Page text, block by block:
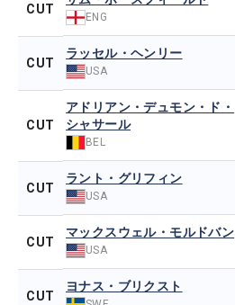
CUT
ENG
CUT
ラッセル・ヘンリー
USA
CUT
アドリアン・デュモン・ド・
シャサール
BEL
CUT
ラント・グリフィン
USA
CUT
マックスウェル・モルドバン
USA
CUT
ヨナス・ブリクスト